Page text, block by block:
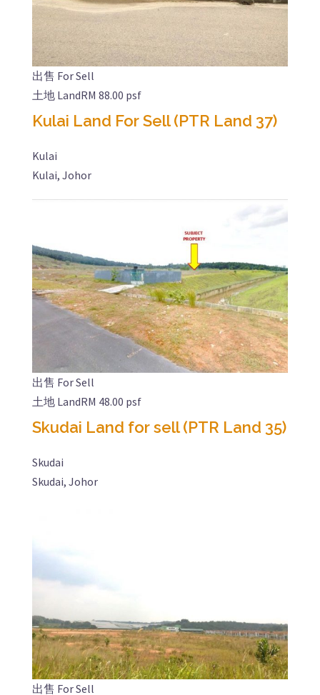
出售 For Sell
土地 LandRM 88.00 psf
Kulai Land For Sell (PTR Land 37)
Kulai
Kulai, Johor
出售 For Sell
土地 LandRM 48.00 psf
Skudai Land for sell (PTR Land 35)
Skudai
Skudai, Johor
出售 For Sell